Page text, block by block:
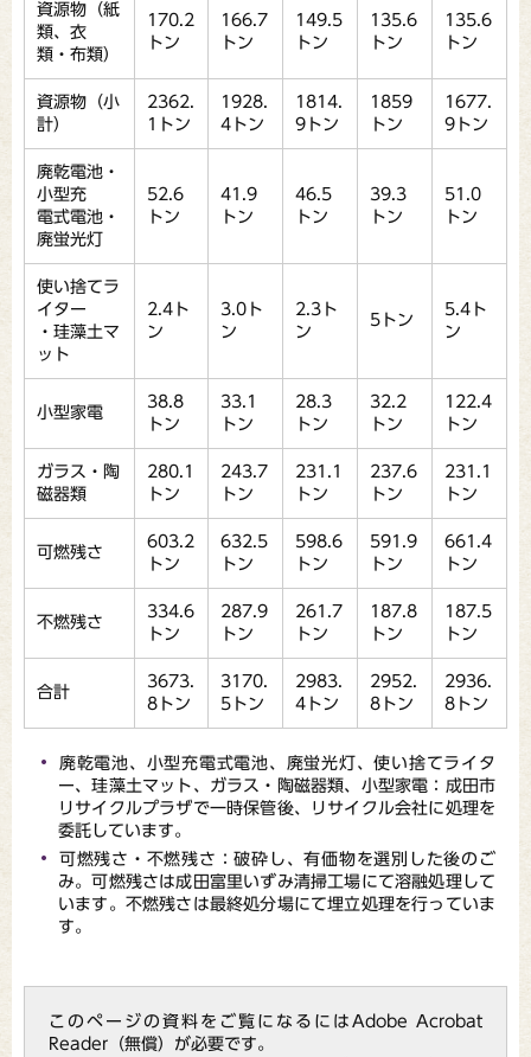
資源物（紙
類、衣
類・布類）
170.2
トン
166.7
トン
149.5
トン
135.6
トン
135.6
トン
資源物（小
計）
2362.
1トン
1928.
4トン
1814.
9トン
1859
トン
1677.
9トン
廃乾電池・
小型充
電式電池・
廃蛍光灯
52.6
トン
41.9
トン
46.5
トン
39.3
トン
51.0
トン
使い捨てラ
イター
・珪藻土マ
ット
2.4ト
ン
3.0ト
ン
2.3ト
ン
5トン
5.4ト
ン
小型家電
38.8
トン
33.1
トン
28.3
トン
32.2
トン
122.4
トン
ガラス・陶
磁器類
280.1
トン
243.7
トン
231.1
トン
237.6
トン
231.1
トン
可燃残さ
603.2
トン
632.5
トン
598.6
トン
591.9
トン
661.4
トン
不燃残さ
334.6
トン
287.9
トン
261.7
トン
187.8
トン
187.5
トン
合計
3673.
8トン
3170.
5トン
2983.
4トン
2952.
8トン
2936.
8トン
廃乾電池、小型充電式電池、廃蛍光灯、使い捨てライタ
ー、珪藻土マット、ガラス・陶磁器類、小型家電：成田市
リサイクルプラザで一時保管後、リサイクル会社に処理を
委託しています。
可燃残さ・不燃残さ：破砕し、有価物を選別した後のご
み。可燃残さは成田富里いずみ清掃工場にて溶融処理して
います。不燃残さは最終処分場にて埋立処理を行っていま
す。
このページの資料をご覧になるにはAdobe Acrobat
Reader（無償）が必要です。